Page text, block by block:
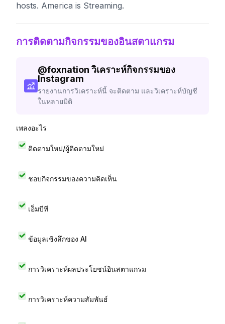
hosts. America is Streaming.
การติดตามกิจกรรมของอินสตาแกรม
@foxnation วิเคราะห์กิจกรรมของ
Instagram
รายงานการวิเคราะห์นี้ จะติดตาม และวิเคราะห์บัญชี
ในหลายมิติ
เพลงอะไร
ติดตามใหม่/ผู้ติดตามใหม่
ชอบกิจกรรมของความคิดเห็น
เอ็มบีที
ข้อมูลเชิงลึกของ AI
การวิเคราะห์ผลประโยชน์อินสตาแกรม
การวิเคราะห์ความสัมพันธ์